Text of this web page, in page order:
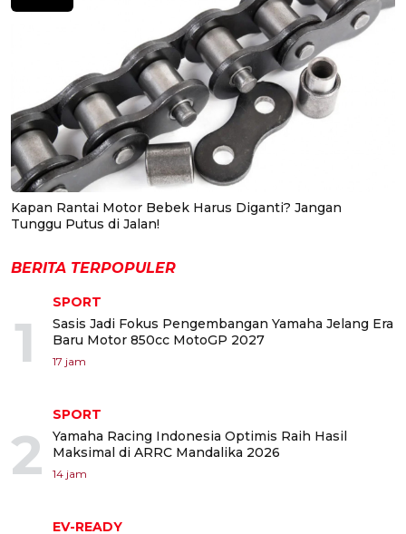
Kapan Rantai Motor Bebek Harus Diganti? Jangan
Tunggu Putus di Jalan!
BERITA TERPOPULER
1
SPORT
Sasis Jadi Fokus Pengembangan Yamaha Jelang Era
Baru Motor 850cc MotoGP 2027
17 jam
2
SPORT
Yamaha Racing Indonesia Optimis Raih Hasil
Maksimal di ARRC Mandalika 2026
14 jam
EV-READY